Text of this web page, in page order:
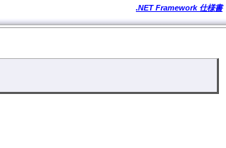
.NET Framework 仕様書